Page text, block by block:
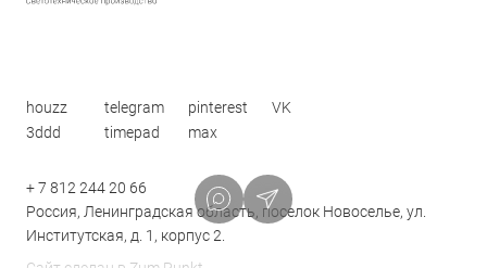
houzz telegram pinterest
VK
3ddd
timepad max
+ 7 812 244 20 66
Россия, Ленинградская область, поселок Новоселье, ул.
Институтская, д. 1, корпус 2.